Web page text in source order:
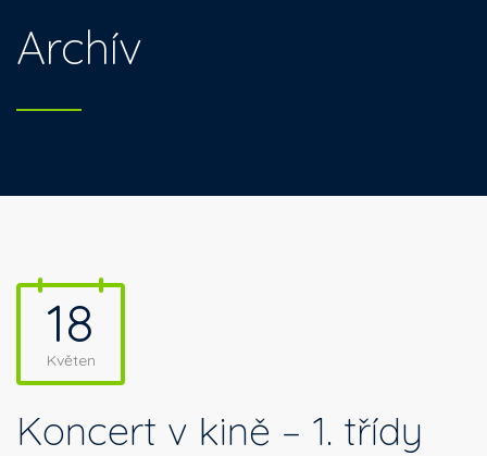
Archív
18
Květen
Koncert v kině – 1. třídy